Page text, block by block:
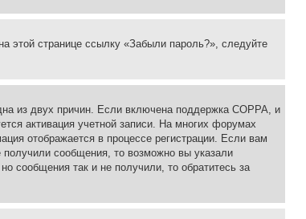
этой странице ссылку «Забыли пароль?», следуйте
из двух причин. Если включена поддержка COPPA, и
активация учетной записи. На многих форумах
отображается в процессе регистрации. Если вам
сообщения, то возможно вы указали
сообщения так и не получили, то обратитесь за